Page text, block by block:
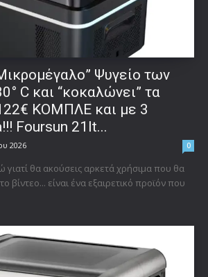
Ψυγείο των
C και “κοκαλώνει” τα
ΚΟΜΠΛΕ και με 3
Foursun 21lt...
2026 0
θα ακούσεις αρκετά χρήσιμα που θα
βίντεο... είναι ένα εξαιρετικό προϊόν που